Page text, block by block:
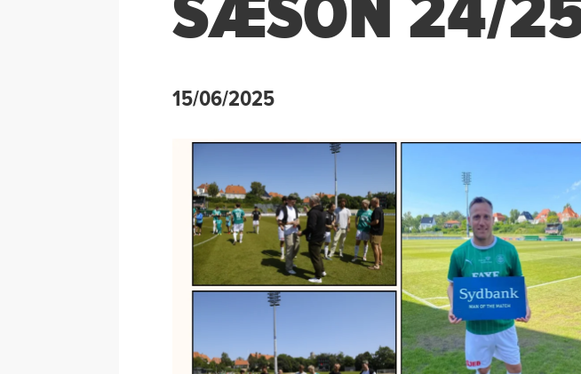
15/06/2025